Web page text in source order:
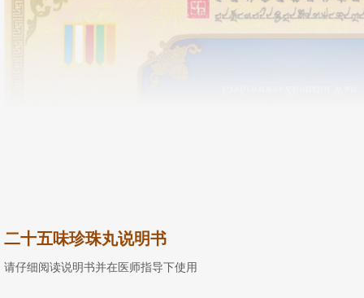
二十五味珍珠丸说明书
请仔细阅读说明书并在医师指导下使用